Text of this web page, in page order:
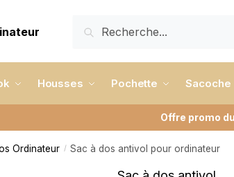
Housses Pochette Sacoche
Offre promo
Ordinateur / Sac à dos antivol pour ordinateur